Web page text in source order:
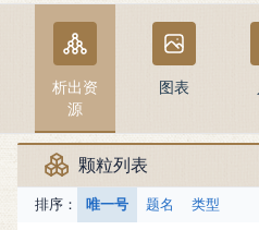
析出资
源
图表
颗粒列表
排序： 唯一号 题名 类型